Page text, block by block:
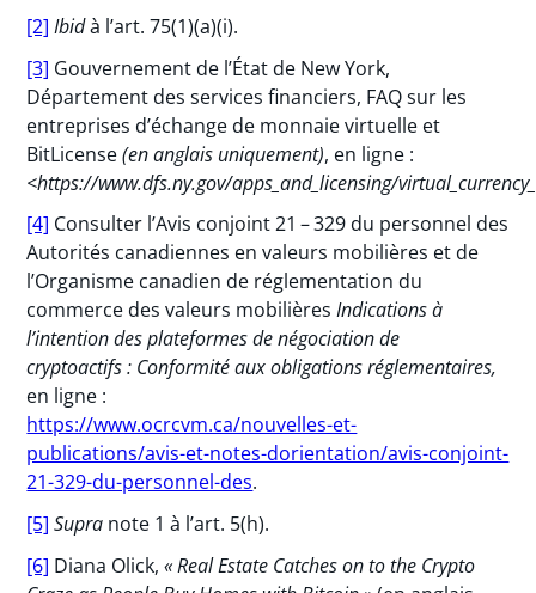
[2] Ibidà l’art. 75(1)(a)(i).
[3] Gouvernement de l’État de New York,
Département des services financiers, FAQ sur les
entreprises d’échange de monnaie virtuelle et
BitLicense(en anglais uniquement), en ligne :
<https://www.dfs.ny.gov/apps_and_licensing/
[4] Consulter l’Avis conjoint 21 – 329 du personnel des
Autorités canadiennes en valeurs mobilières et de
l’Organisme canadien de réglementation du
commerce des valeurs mobilièresIndications à
l’intention des plateformes de négociation de
cryptoactifs : Conformité aux obligations réglementaires,
en ligne :
https://www.ocrcvm.ca/nouvelles-et-
publications/avis-et-notes-dorientation/avis-conjoint-
21-329-du-personnel-des.
[5] Supra note 1 à l’art. 5(h).
[6] Diana Olick,« Real Estate Catches on to the Crypto